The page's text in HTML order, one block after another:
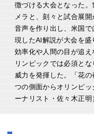
徴づける大会となった
メラと、刻々と試合展
音声を作り出し、米国
現したAI解説が大会を
効率化や人間の目が追
リンピックでは必須と
威力を発揮した。「花
つの側面からオリンピ
ーナリスト・佐々木正明